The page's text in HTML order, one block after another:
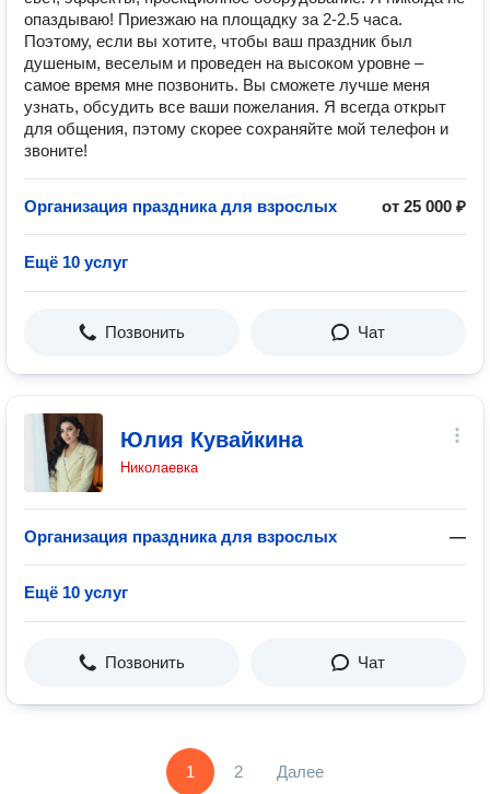
опаздываю! Приезжаю на площадку за 2-2.5 часа.
Поэтому, если вы хотите, чтобы ваш праздник был
душеным, веселым и проведен на высоком уровне –
самое время мне позвонить. Вы сможете лучше меня
узнать, обсудить все ваши пожелания. Я всегда открыт
для общения, пэтому скорее сохраняйте мой телефон и
звоните!
Организация праздника для взрослых от 25 000 ₽
Ещё 10 услуг
Позвонить Чат
Юлия Кувайкина
Николаевка
Организация праздника для взрослых —
Ещё 10 услуг
Позвонить Чат
1 2 Далее